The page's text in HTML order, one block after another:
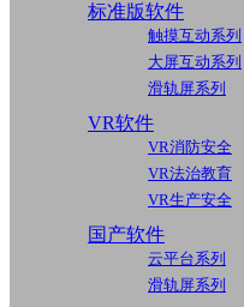
标准版软件
触摸互动系列
大屏互动系列
滑轨屏系列
VR软件
VR消防安全
VR法治教育
VR生产安全
国产软件
云平台系列
滑轨屏系列